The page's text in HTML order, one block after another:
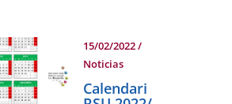
15/02/2022/
Noticias
Calendari